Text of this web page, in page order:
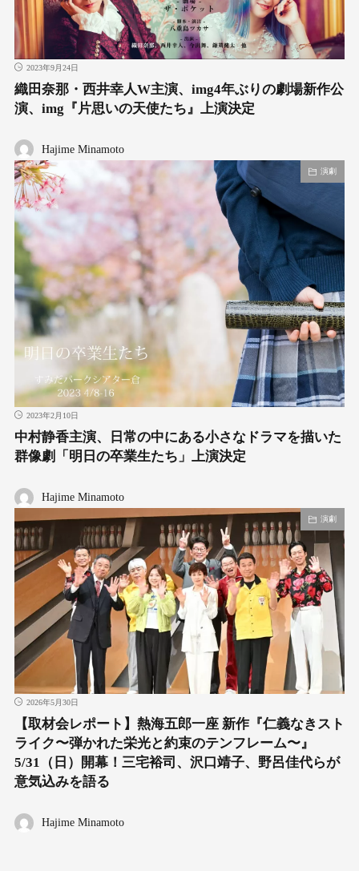
2023年9月24日
織田奈那・西井幸人W主演、img4年ぶりの劇場新作公
演、img『片思いの天使たち』上演決定
Hajime Minamoto
演劇
2023年2月10日
中村静香主演、日常の中にある小さなドラマを描いた
群像劇「明日の卒業生たち」上演決定
Hajime Minamoto
演劇
2026年5月30日
【取材会レポート】熱海五郎一座 新作『仁義なきスト
ライク〜弾かれた栄光と約束のテンフレーム〜』
5/31（日）開幕！三宅裕司、沢口靖子、野呂佳代らが
意気込みを語る
Hajime Minamoto